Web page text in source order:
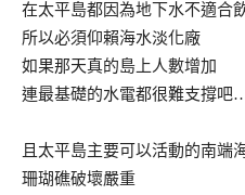
在太平島都因為地下水不適合
所以必須仰賴海水淡化廠
如果那天真的島上人數增加
連最基礎的水電都很難支撐吧
且太平島主要可以活動的南端
珊瑚礁破壞嚴重